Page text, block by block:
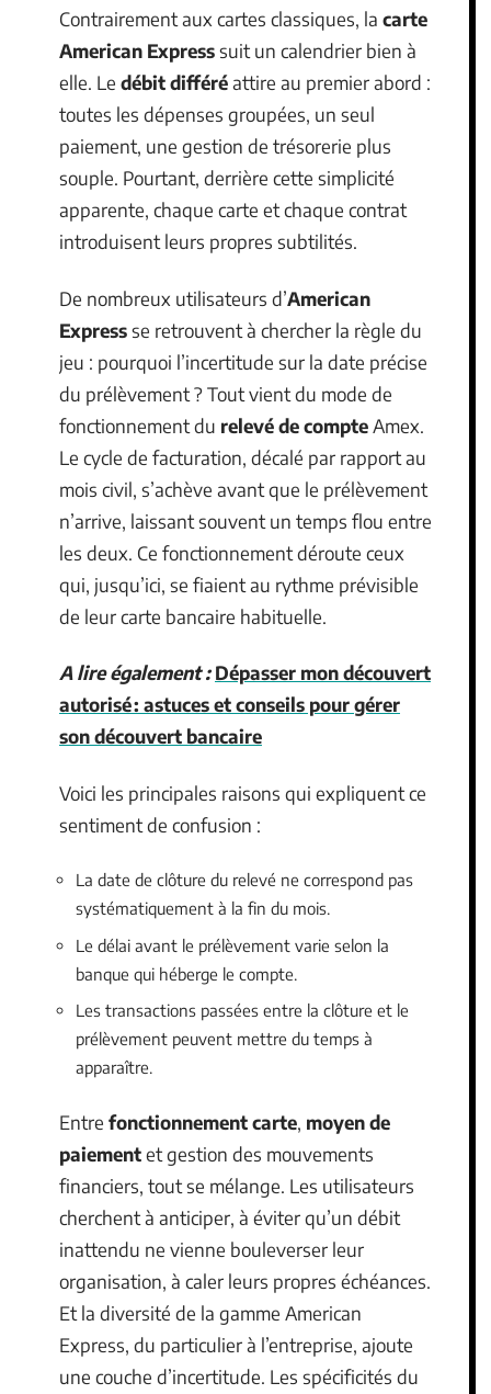
Contrairement aux cartes classiques, la carte
American Expresssuit un calendrier bien à
elle. Le débit différéattire au premier abord :
toutes les dépenses groupées, un seul
paiement, une gestion de trésorerie plus
souple. Pourtant, derrière cette simplicité
apparente, chaque carte et chaque contrat
introduisent leurs propres subtilités.
De nombreux utilisateurs d’American
Expressse retrouvent à chercher la règle du
jeu : pourquoi l’incertitude sur la date précise
du prélèvement ? Tout vient du mode de
fonctionnement du relevé de compteAmex.
Le cycle de facturation, décalé par rapport au
mois civil, s’achève avant que le prélèvement
n’arrive, laissant souvent un temps flou entre
les deux. Ce fonctionnement déroute ceux
qui, jusqu’ici, se fiaient au rythme prévisible
de leur carte bancaire habituelle.
A lire également : Dépasser mon découvert
autorisé : astuces et conseils pour gérer
son découvert bancaire
Voici les principales raisons qui expliquent ce
sentiment de confusion :
La date de clôture du relevé ne correspond pas
systématiquement à la fin du mois.
Le délai avant le prélèvement varie selon la
banque qui héberge le compte.
Les transactions passées entre la clôture et le
prélèvement peuvent mettre du temps à
apparaître.
Entre fonctionnement carte, moyen de
paiementet gestion des mouvements
financiers, tout se mélange. Les utilisateurs
cherchent à anticiper, à éviter qu’un débit
inattendu ne vienne bouleverser leur
organisation, à caler leurs propres échéances.
Et la diversité de la gamme American
Express, du particulier à l’entreprise, ajoute
une couche d’incertitude. Les spécificités du